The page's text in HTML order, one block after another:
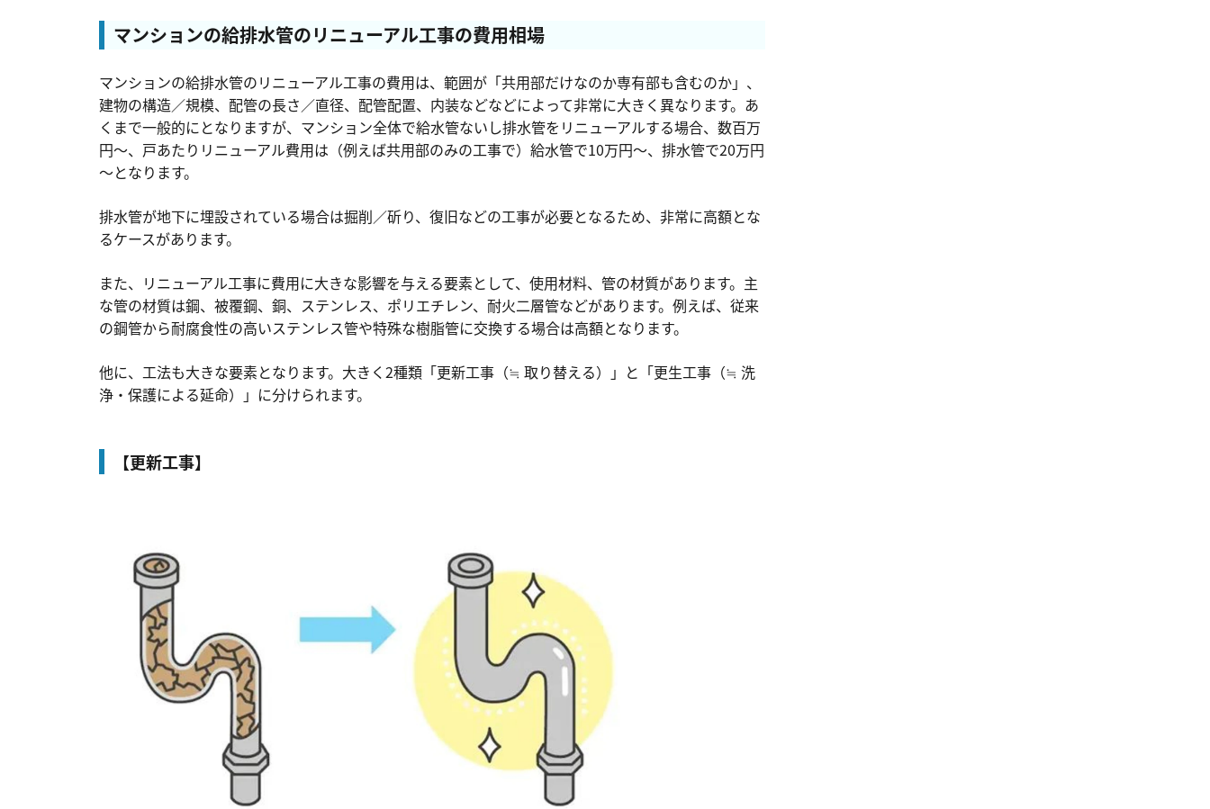
マンションの給水管／排水管の耐用年数
マンションの給排水管の修繕費用は誰が負担するのか？
共用部分か専有部分か
管理規約の内容
給排水管のリニューアル工事を工事会社に発注するときのポイント
複数の工事会社から見積取得する
マンションの給排水管のリニューアル工事の費用相場
マンションの給排水管のリニューアル工事の費用は、範囲が「共用部だけなのか専有部も含むのか」、
建物の構造／規模、配管の長さ／直径、配管配置、内装などなどによって非常に大きく異なります。あ
くまで一般的にとなりますが、マンション全体で給水管ないし排水管をリニューアルする場合、数百万
円～、戸あたりリニューアル費用は（例えば共用部のみの工事で）給水管で10万円～、排水管で20万円
～となります。
排水管が地下に埋設されている場合は掘削／斫り、復旧などの工事が必要となるため、非常に高額とな
るケースがあります。
また、リニューアル工事に費用に大きな影響を与える要素として、使用材料、管の材質があります。主
な管の材質は鋼、被覆鋼、銅、ステンレス、ポリエチレン、耐火二層管などがあります。例えば、従来
の鋼管から耐腐食性の高いステンレス管や特殊な樹脂管に交換する場合は高額となります。
他に、工法も大きな要素となります。大きく2種類「更新工事（≒ 取り替える）」と「更生工事（≒ 洗
浄・保護による延命）」に分けられます。
【更新工事】